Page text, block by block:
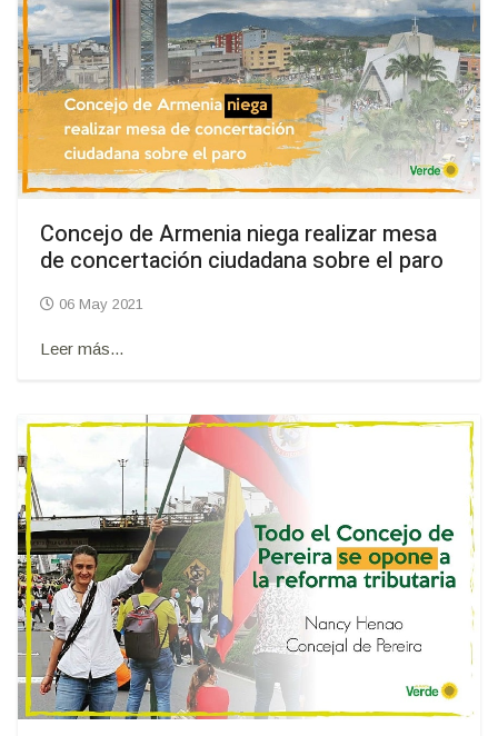
Concejo de Armenia niega realizar mesa
de concertación ciudadana sobre el paro
06 May 2021
Leer más...